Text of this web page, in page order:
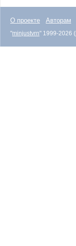
О проекте Авторам
"minjustvrn" 1999-2026 (